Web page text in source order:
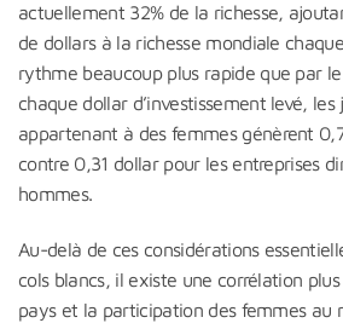
actuellement 32% de la richesse,
de dollars à la richesse mondiale
rythme beaucoup plus rapide que par
chaque dollar d’investissement levé, les
appartenant à des femmes génèrent
contre 0,31 dollar pour les entreprises
hommes.
Au-delà de ces considérations
cols blancs, il existe une corrélation
pays et la participation des femmes au